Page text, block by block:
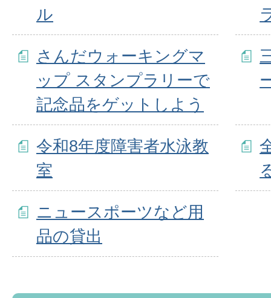
ル
さんだウォーキングマ
ップ スタンプラリーで
記念品をゲットしよう
令和8年度障害者水泳教
室
ニュースポーツなど用
品の貸出